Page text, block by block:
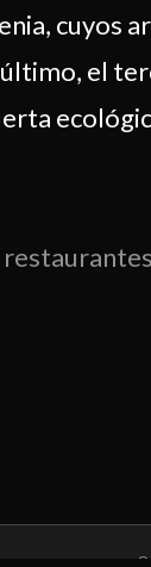
cuyos
el
©